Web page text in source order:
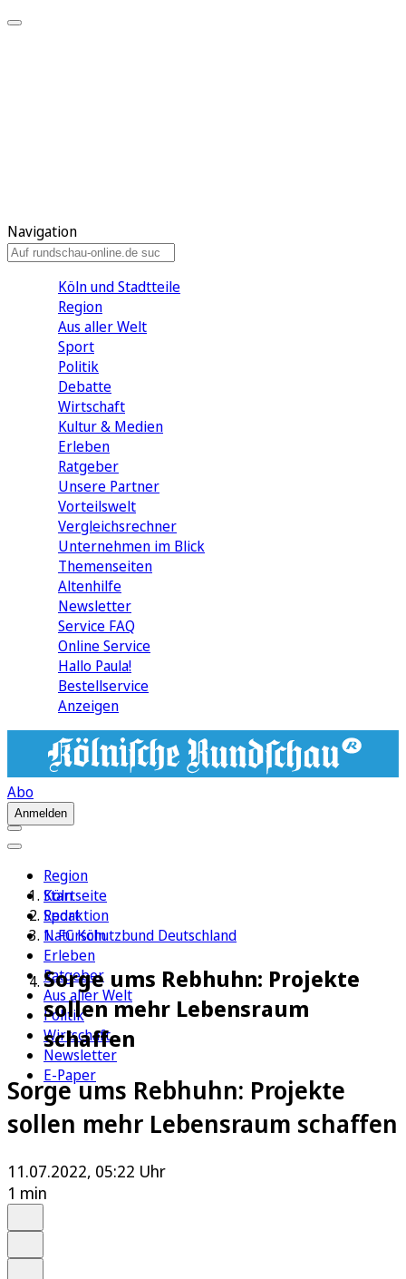
Navigation
Köln und Stadtteile
Region
Aus aller Welt
Sport
Politik
Debatte
Wirtschaft
Kultur & Medien
Erleben
Ratgeber
Unsere Partner
Vorteilswelt
Vergleichsrechner
Unternehmen im Blick
Themenseiten
Altenhilfe
Newsletter
Service FAQ
Online Service
Hallo Paula!
Bestellservice
Anzeigen
Abo
Anmelden
Region
Köln
Sport
1. FC Köln
Erleben
Ratgeber
Aus aller Welt
Politik
Wirtschaft
Newsletter
E-Paper
Startseite
Redaktion
Naturschutzbund Deutschland
Sorge ums Rebhuhn: Projekte
sollen mehr Lebensraum
schaffen
Sorge ums Rebhuhn: Projekte
sollen mehr Lebensraum schaffen
11.07.2022, 05:22 Uhr
1 min